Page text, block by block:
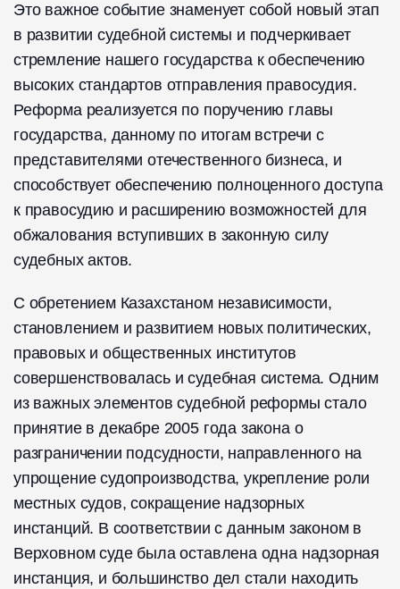
Это важное событие знаменует собой новый этап
в развитии судебной системы и подчеркивает
стремление нашего государства к обеспечению
высоких стандартов отправления правосудия.
Реформа реализуется по поручению главы
государства, данному по итогам встречи с
представителями отечественного бизнеса, и
способствует обеспечению полноценного доступа
к правосудию и расширению возможностей для
обжалования вступивших в законную силу
судебных актов.
С обретением Казахстаном независимости,
становлением и развитием новых политических,
правовых и общественных институтов
совершенствовалась и судебная система. Одним
из важных элементов судебной реформы стало
принятие в декабре 2005 года закона о
разграничении подсудности, направленного на
упрощение судопроизводства, укрепление роли
местных судов, сокращение надзорных
инстанций. В соответствии с данным законом в
Верховном суде была оставлена одна надзорная
инстанция, и большинство дел стали находить